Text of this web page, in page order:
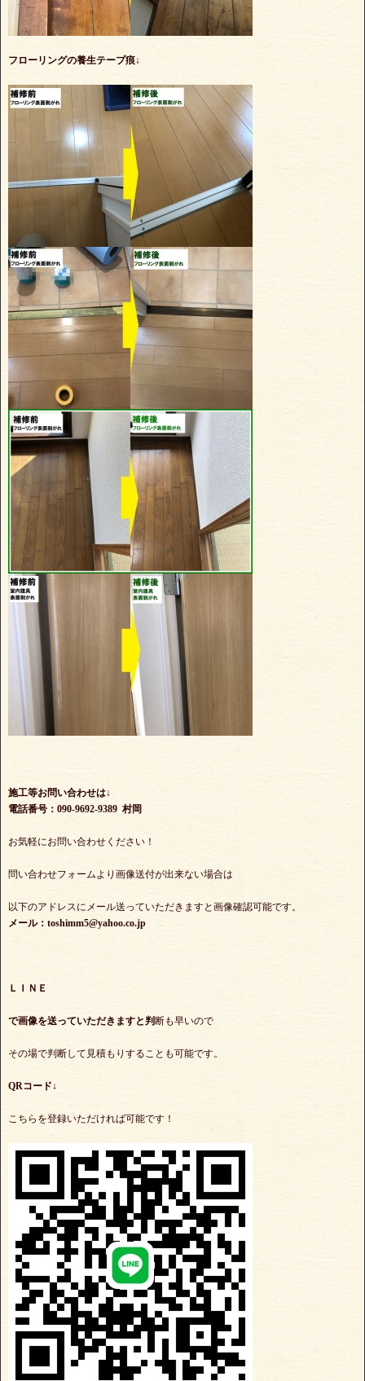
フローリングの養生テープ痕↓
施工等お問い合わせは↓
電話番号：090-9692-9389 村岡
お気軽にお問い合わせください！
問い合わせフォームより画像送付が出来ない場合は
以下のアドレスにメール送っていただきますと画像確認可能です。
メール：toshimm5@yahoo.co.jp
ＬＩＮＥ
で画像を送っていただきますと判 断も早いので
その場で判断して見積もりすることも可能です。
QRコード↓
こちらを登録いただければ可能です！